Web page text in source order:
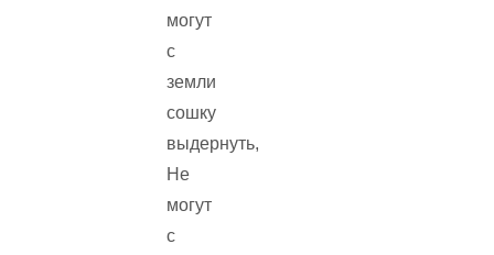
могут
с
земли
сошку
выдернуть,
Не
могут
с